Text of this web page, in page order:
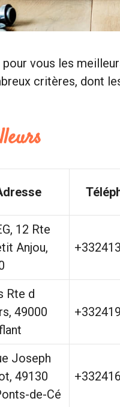
vous les
critères, dont
12 Rte
Anjou,
Rte d
49000
Joseph
49130
de-Cé